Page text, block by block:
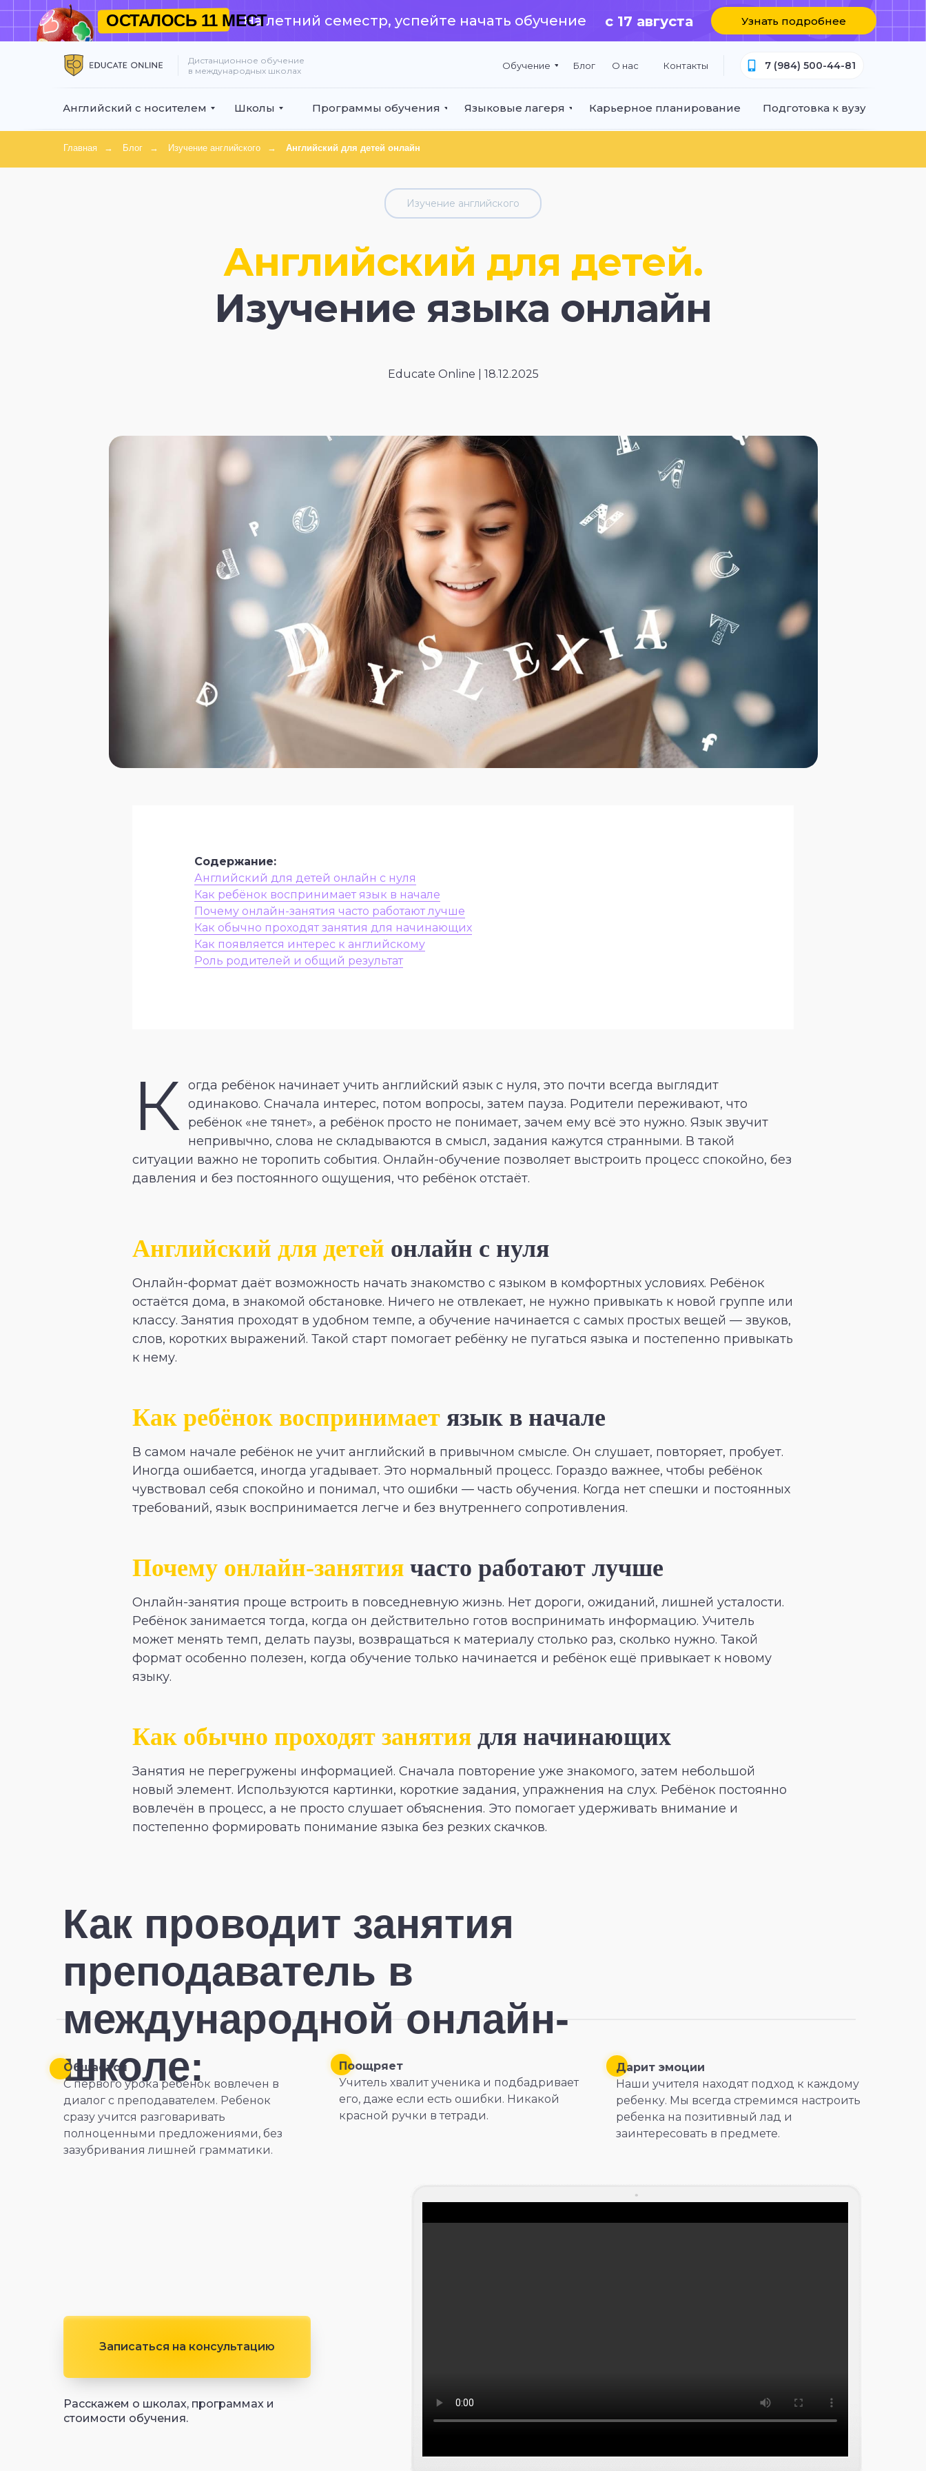
На летний семестр, успейте начать обучение
ОСТАЛОСЬ 11 МЕСТ с 17 августа Узнать подробнее
7 (984) 500-44-81
О нас Контакты
Английский с носителем Школы Языковые лагеря
Программы обучения Карьерное планирование Подготовка к вузу
Обучение Блог
Дистанционное обучение
в международных школах
Главная → Блог → Изучение английского → Английский для детей онлайн
Изучение английского
Английский для детей.
Изучение языка онлайн
Educate Online | 18.12.2025
Содержание:
Английский для детей онлайн с нуля
Как ребёнок воспринимает язык в начале
Почему онлайн-занятия часто работают лучше
Как обычно проходят занятия для начинающих
Как появляется интерес к английскому
Роль родителей и общий результат
К огда ребёнок начинает учить английский язык с нуля, это почти всегда выглядит
одинаково. Сначала интерес, потом вопросы, затем пауза. Родители переживают, что
ребёнок «не тянет», а ребёнок просто не понимает, зачем ему всё это нужно. Язык звучит
непривычно, слова не складываются в смысл, задания кажутся странными. В такой
ситуации важно не торопить события. Онлайн-обучение позволяет выстроить процесс спокойно, без
давления и без постоянного ощущения, что ребёнок отстаёт.
Английский для детей онлайн с нуля
Онлайн-формат даёт возможность начать знакомство с языком в комфортных условиях. Ребёнок
остаётся дома, в знакомой обстановке. Ничего не отвлекает, не нужно привыкать к новой группе или
классу. Занятия проходят в удобном темпе, а обучение начинается с самых простых вещей — звуков,
слов, коротких выражений. Такой старт помогает ребёнку не пугаться языка и постепенно привыкать
к нему.
Как ребёнок воспринимает язык в начале
В самом начале ребёнок не учит английский в привычном смысле. Он слушает, повторяет, пробует.
Иногда ошибается, иногда угадывает. Это нормальный процесс. Гораздо важнее, чтобы ребёнок
чувствовал себя спокойно и понимал, что ошибки — часть обучения. Когда нет спешки и постоянных
требований, язык воспринимается легче и без внутреннего сопротивления.
Почему онлайн-занятия часто работают лучше
Онлайн-занятия проще встроить в повседневную жизнь. Нет дороги, ожиданий, лишней усталости.
Ребёнок занимается тогда, когда он действительно готов воспринимать информацию. Учитель
может менять темп, делать паузы, возвращаться к материалу столько раз, сколько нужно. Такой
формат особенно полезен, когда обучение только начинается и ребёнок ещё привыкает к новому
языку.
Как обычно проходят занятия для начинающих
Занятия не перегружены информацией. Сначала повторение уже знакомого, затем небольшой
новый элемент. Используются картинки, короткие задания, упражнения на слух. Ребёнок постоянно
вовлечён в процесс, а не просто слушает объяснения. Это помогает удерживать внимание и
постепенно формировать понимание языка без резких скачков.
Как проводит занятия
преподаватель в
международной онлайн-
школе:
Общается
С первого урока ребенок вовлечен в
диалог с преподавателем. Ребенок
сразу учится разговаривать
полноценными предложениями, без
зазубривания лишней грамматики.
Поощряет
Учитель хвалит ученика и подбадривает
его, даже если есть ошибки. Никакой
красной ручки в тетради.
Дарит эмоции
Наши учителя находят подход к каждому
ребенку. Мы всегда стремимся настроить
ребенка на позитивный лад и
заинтересовать в предмете.
Записаться на консультацию
Расскажем о школах, программах и
стоимости обучения.